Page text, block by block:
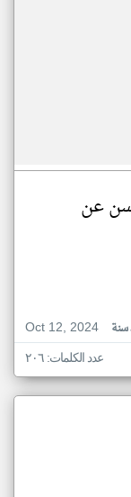
عن
Oct 12, 2024
سنة
عدد الكلمات: ٢٠٦